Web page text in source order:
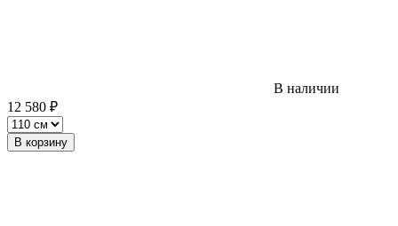
В наличии
12 580 ₽
В корзину